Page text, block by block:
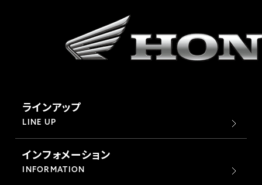
ラインアップ
LINE UP
インフォメーション
INFORMATION
ホンダドリーム 狭山
ホンダドリーム 東浦和
ホンダドリーム 新座
茨城県